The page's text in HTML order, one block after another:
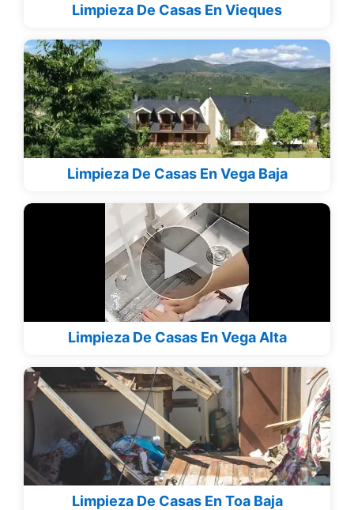
Limpieza De Casas En Vieques
Limpieza De Casas En Vega Baja
Limpieza De Casas En Vega Alta
Limpieza De Casas En Toa Baja